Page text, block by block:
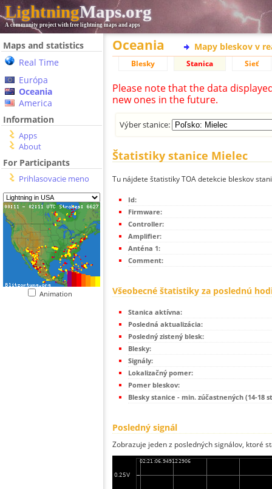
LightningMaps.org
A community project with free lightning maps and apps
Maps and statistics
Real Time
Európa
Oceania
America
Information
Apps
About
For Participants
Prihlasovacie meno
Animation
Oceania Mapy bleskov v
Blesky Stanica Sieť
Please note that the data
new ones in the future.
Výber stanice:
Štatistiky stanice Mielec
Tu nájdete štatistiky TOA detekcie bleskov
Id:
Firmware:
Controller:
Amplifier:
Anténa 1:
Comment:
Všeobecné štatistiky za poslednú
Stanica aktívna:
Posledná aktualizácia:
Posledný zistený blesk:
Blesky:
Signály:
Lokalizačný pomer:
Pomer bleskov:
Blesky stanice - min. zúčastnených (14-18
Posledný signál
Zobrazuje jeden z posledných signálov, ktoré